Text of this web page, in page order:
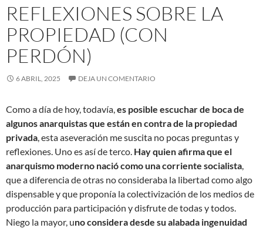
REFLEXIONES SOBRE LA
PROPIEDAD (CON
PERDÓN)
6 ABRIL, 2025 DEJA UN COMENTARIO
Como a día de hoy, todavía, es posible escuchar de boca de
algunos anarquistas que están en contra de la propiedad
privada , esta aseveración me suscita no pocas preguntas y
reflexiones. Uno es así de terco. Hay quien afirma que el
anarquismo moderno nació como una corriente socialista
que a diferencia de otras no consideraba la libertad como algo
dispensable y que proponía la colectivización de los medios de
producción para participación y disfrute de todas y todos.
Niego la mayor, uno considera desde su alabada ingenuidad